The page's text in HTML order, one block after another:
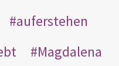
auferstehen
Magdalena